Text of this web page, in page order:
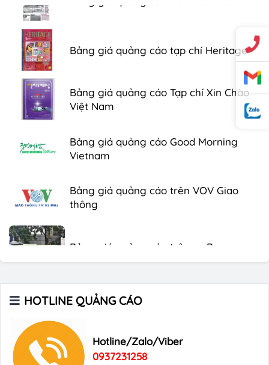
Bảng giá quảng cáo Tạp chí Xin Chào
Việt Nam
Vietnam
thông
Bảng giá quảng cáo Báo Tuổi Trẻ
Bảng giá quảng cáo tạp chí Heritage
HOTLINE QUẢNG CÁO
Hotline/Zalo/Viber
0937231258